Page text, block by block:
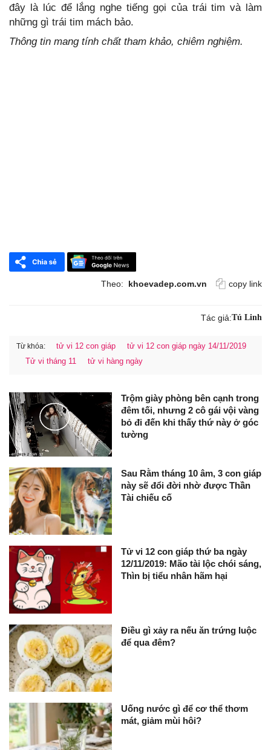
đây là lúc để lắng nghe tiếng gọi của trái tim và làm
những gì trái tim mách bảo.
Thông tin mang tính chất tham khảo, chiêm nghiệm.
Theo: khoevadep.com.vn copy link
Tác giả:Tú Linh
Từ khóa: tử vi 12 con giáp
tử vi 12 con giáp ngày 14/11/2019
Tử vi tháng 11
tử vi hàng ngày
Trộm giày phòng bên cạnh trong
đêm tối, nhưng 2 cô gái vội vàng
bỏ đi đến khi thấy thứ này ở góc
tường
Sau Rằm tháng 10 âm, 3 con giáp
này sẽ đổi đời nhờ được Thần
Tài chiếu cố
Tử vi 12 con giáp thứ ba ngày
12/11/2019: Mão tài lộc chói sáng,
Thìn bị tiểu nhân hãm hại
Điều gì xảy ra nếu ăn trứng luộc
để qua đêm?
Uống nước gì để cơ thể thơm
mát, giảm mùi hôi?